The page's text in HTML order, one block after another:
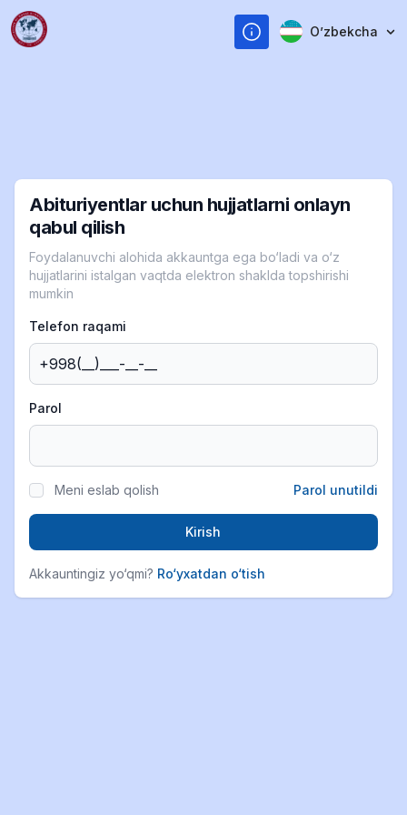
Oʼzbekcha
Abituriyentlar uchun hujjatlarni onlayn
qabul qilish
Foydalanuvchi alohida akkauntga ega bo‘ladi va o‘z
hujjatlarini istalgan vaqtda elektron shaklda topshirishi
mumkin
Telefon raqami
Parol
Meni eslab qolish Parol unutildi
Kirish
Akkauntingiz yo‘qmi? Ro‘yxatdan o‘tish